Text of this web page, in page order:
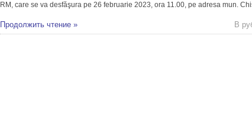
RM, care se va desfăşura pe 26 februarie 2023, ora 11.00, pe adresa mun.
В
Продолжить чтение »